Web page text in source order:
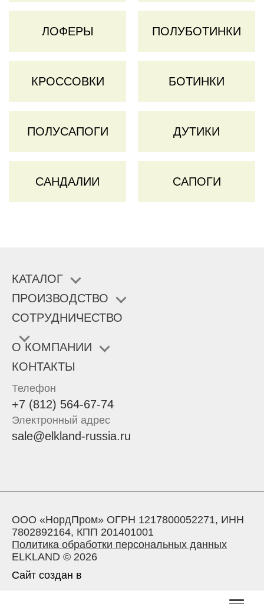
ЛОФЕРЫ ПОЛУБОТИНКИ
КРОССОВКИ БОТИНКИ
ПОЛУСАПОГИ ДУТИКИ
САНДАЛИИ САПОГИ
КАТАЛОГ
ПРОИЗВОДСТВО
СОТРУДНИЧЕСТВО
О КОМПАНИИ
КОНТАКТЫ
Телефон
+7 (812) 564-67-74
Электронный адрес
sale@elkland-russia.ru
ООО «НордПром» ОГРН 1217800052271, ИНН
7802892164, КПП 201401001
Политика обработки персональных данных
ELKLAND © 2026
Сайт создан в